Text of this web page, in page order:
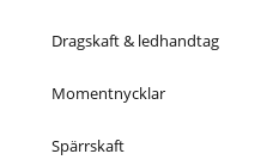
Dragskaft & ledhandtag
Momentnycklar
Spärrskaft